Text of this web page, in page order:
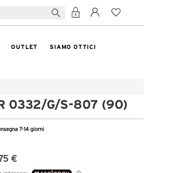
OUTLET SIAMO OTTICI
0332/G/S-807 (9O)
7-14 giorni
€